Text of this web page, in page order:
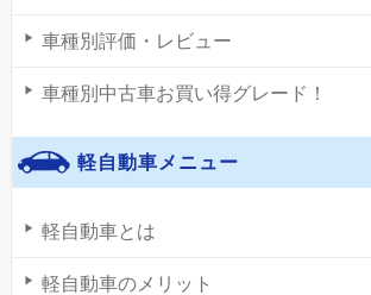
車種別評価・レビュー
車種別中古車お買い得グレード！
軽自動車メニュー
軽自動車とは
軽自動車のメリット